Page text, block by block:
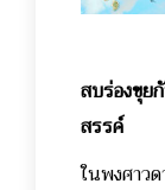
สบร่องขุย
สรรค์
ในพงศาว